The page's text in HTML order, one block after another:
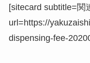
[sitecard subtitle=関
url=https://
dispensing-fee-